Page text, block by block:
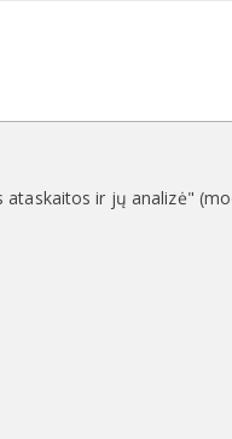
ataskaitos ir jų analizė"